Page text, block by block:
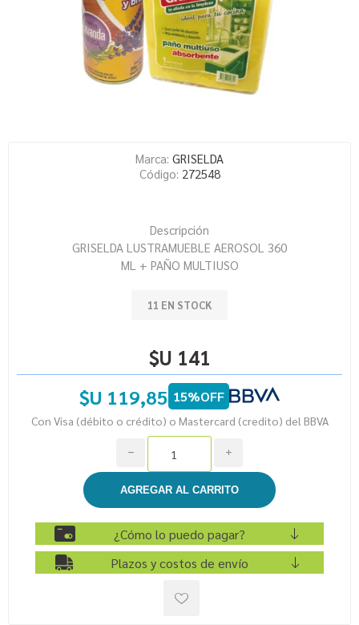
Marca: GRISELDA
Código: 272548
Descripción
GRISELDA LUSTRAMUEBLE AEROSOL 360
ML + PAÑO MULTIUSO
11 EN STOCK
$U 141
$U 119,85 15%OFF
Con Visa (débito o crédito) o Mastercard (credito) del BBVA
i
h
¿Cómo lo puedo pagar?
Plazos y costos de envío